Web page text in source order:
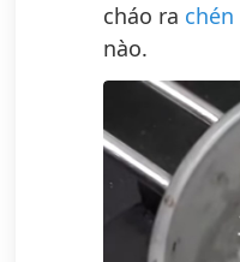
cháo ra chén
nào.